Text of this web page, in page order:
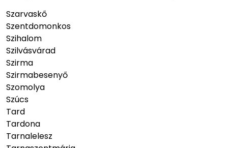
Szarvaskő
Szentdomonkos
Szihalom
Szilvásvárad
Szirma
Szirmabesenyő
Szomolya
Szúcs
Tard
Tardona
Tarnalelesz